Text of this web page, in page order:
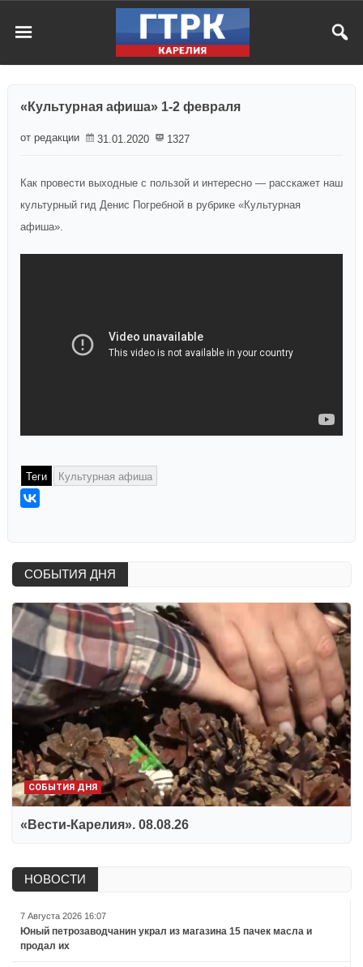
«Культурная афиша» 1-2 февраля
от редакции 31.01.2020 1327
Как провести выходные с пользой и интересно — расскажет наш
культурный гид Денис Погребной в рубрике «Культурная
афиша».
Теги Культурная афиша
СОБЫТИЯ ДНЯ
СОБЫТИЯ ДНЯ
«Вести-Карелия». 08.08.26
НОВОСТИ
7 Августа 2026 16:07
Юный петрозаводчанин украл из магазина 15 пачек масла и
продал их